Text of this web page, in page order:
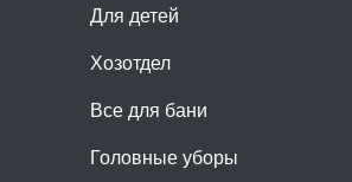
Для детей
Хозотдел
Все для бани
Головные уборы